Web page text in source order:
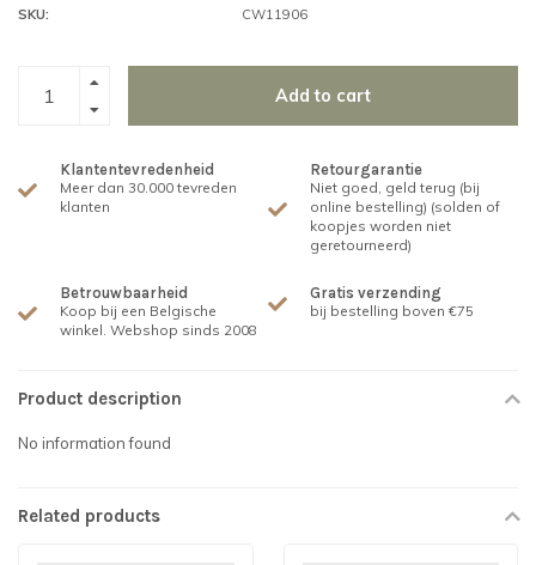
SKU:
CW11906
Add to cart
Klantentevredenheid
Meer dan 30.000 tevreden
klanten
Retourgarantie
Niet goed, geld terug (bij
online bestelling) (solden of
koopjes worden niet
geretourneerd)
Betrouwbaarheid
Koop bij een Belgische
winkel. Webshop sinds 2008
Gratis verzending
bij bestelling boven €75
Product description
No information found
Related products